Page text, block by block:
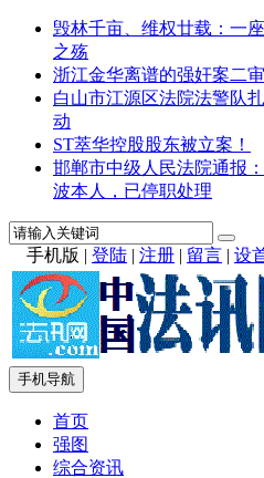
毁林千亩、维权廿载：一
之殇
浙江金华离谱的强奸案二
白山市江源区法院法警队
动
ST萃华控股股东被立案！
邯郸市中级人民法院通报
波本人，已停职处理
手机版 | 登陆 | 注册 | 留言 | 设
手机导航
首页
强图
综合资讯